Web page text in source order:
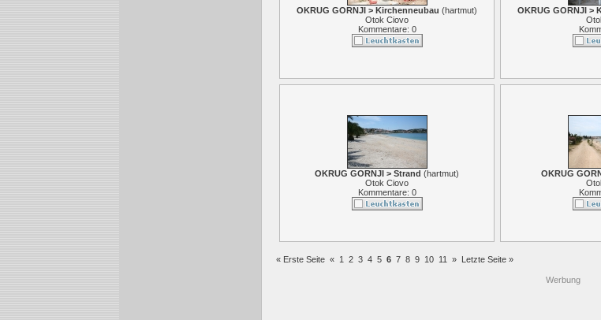
OKRUG GORNJI > Kirchenneubau (hartmut)
Otok Ciovo
Kommentare: 0
OKRUG GORNJI >
OKRUG GORNJI > Strand (hartmut)
Otok Ciovo
Kommentare: 0
OKRUG
« Erste Seite « 1 2 3 4 5 6 7 8 9 10 11 » Letzte Seite »
Werbung